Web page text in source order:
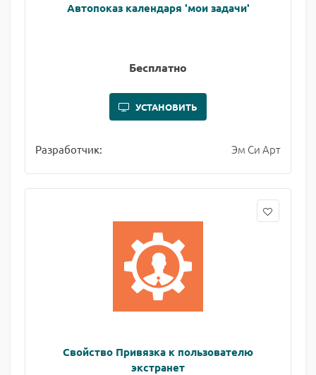
Автопоказ календаря 'мои задачи'
Бесплатно
УСТАНОВИТЬ
Разработчик: Эм Си Арт
Свойство Привязка к пользователю
экстранет